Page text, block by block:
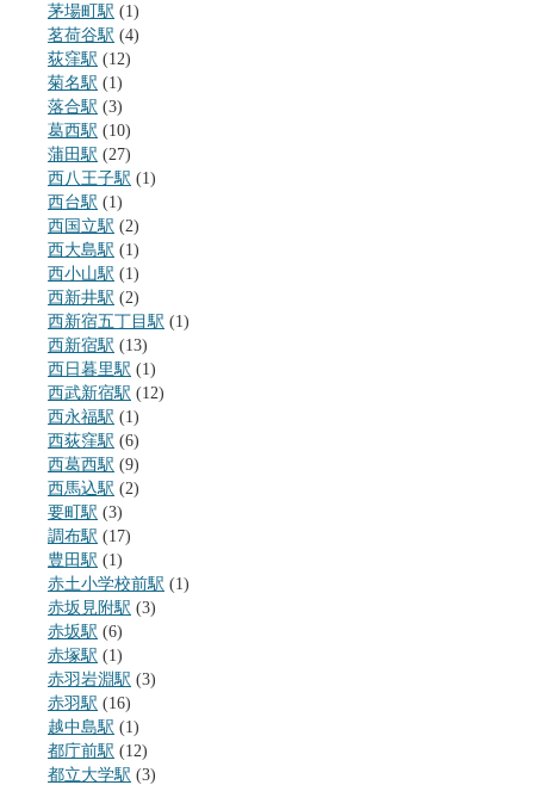
茅場町駅 (1)
茗荷谷駅 (4)
荻窪駅 (12)
菊名駅 (1)
落合駅 (3)
葛西駅 (10)
蒲田駅 (27)
西八王子駅 (1)
西台駅 (1)
西国立駅 (2)
西大島駅 (1)
西小山駅 (1)
西新井駅 (2)
西新宿五丁目駅 (1)
西新宿駅 (13)
西日暮里駅 (1)
西武新宿駅 (12)
西永福駅 (1)
西荻窪駅 (6)
西葛西駅 (9)
西馬込駅 (2)
要町駅 (3)
調布駅 (17)
豊田駅 (1)
赤土小学校前駅 (1)
赤坂見附駅 (3)
赤坂駅 (6)
赤塚駅 (1)
赤羽岩淵駅 (3)
赤羽駅 (16)
越中島駅 (1)
都庁前駅 (12)
都立大学駅 (3)